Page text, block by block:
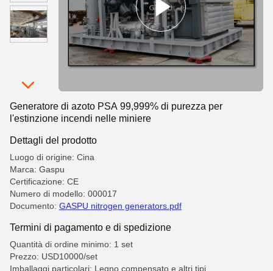
Generatore di azoto PSA 99,999% di purezza per
l'estinzione incendi nelle miniere
Dettagli del prodotto
Luogo di origine: Cina
Marca: Gaspu
Certificazione: CE
Numero di modello: 000017
Documento: GASPU nitrogen generators.pdf
Termini di pagamento e di spedizione
Quantità di ordine minimo: 1 set
Prezzo: USD10000/set
Imballaggi particolari: Legno compensato e altri tipi